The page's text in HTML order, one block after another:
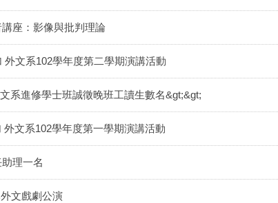
座：影像與批判理論
外文系102學年度第二學期演講活動
系進修學士班誠徵晚班工讀生數名&gt;&gt;
外文系102學年度第一學期演講活動
理一名
文戲劇公演